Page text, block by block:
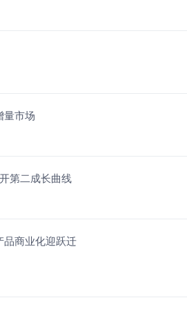
量市场
第二成长曲线
商业化迎跃迁